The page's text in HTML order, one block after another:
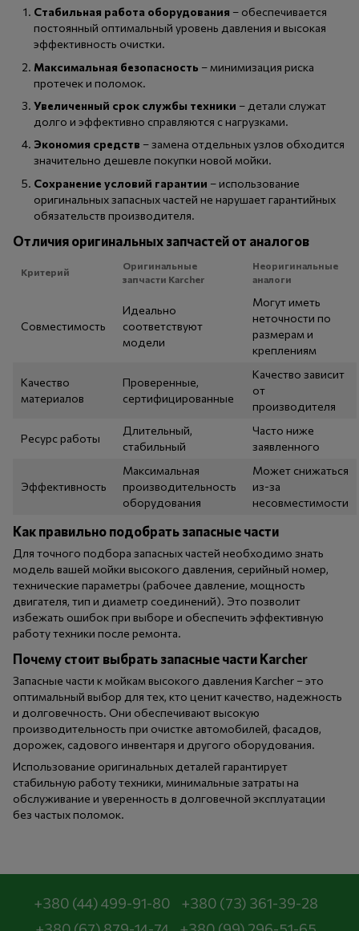
Стабильная работа оборудования – обеспечивается
постоянный оптимальный уровень давления и высокая
эффективность очистки.
Максимальная безопасность – минимизация риска
протечек и поломок.
Увеличенный срок службы техники – детали служат
долго и эффективно справляются с нагрузками.
Экономия средств – замена отдельных узлов обходится
значительно дешевле покупки новой мойки.
Сохранение условий гарантии – использование
оригинальных запасных частей не нарушает гарантийных
обязательств производителя.
Отличия оригинальных запчастей от аналогов
Критерий
Оригинальные
запчасти Karcher
Неоригинальные
аналоги
Совместимость
Идеально
соответствуют
модели
Могут иметь
неточности по
размерам и
креплениям
Качество
материалов
Проверенные,
сертифицированные
Качество зависит
от
производителя
Ресурс работы
Длительный,
стабильный
Часто ниже
заявленного
Эффективность
Максимальная
производительность
оборудования
Может снижаться
из-за
несовместимости
Как правильно подобрать запасные части
Для точного подбора запасных частей необходимо знать
модель вашей мойки высокого давления, серийный номер,
технические параметры (рабочее давление, мощность
двигателя, тип и диаметр соединений). Это позволит
избежать ошибок при выборе и обеспечить эффективную
работу техники после ремонта.
Почему стоит выбрать запасные части Karcher
Запасные части к мойкам высокого давления Karcher – это
оптимальный выбор для тех, кто ценит качество, надежность
и долговечность. Они обеспечивают высокую
производительность при очистке автомобилей, фасадов,
дорожек, садового инвентаря и другого оборудования.
Использование оригинальных деталей гарантирует
стабильную работу техники, минимальные затраты на
обслуживание и уверенность в долговечной эксплуатации
без частых поломок.
+380 (44) 499-91-80
+380 (73) 361-39-28